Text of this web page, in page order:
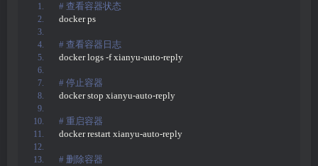
# 查看容器状态
docker ps
# 查看容器日志
docker logs -f xianyu-auto-reply
# 停止容器
docker stop xianyu-auto-reply
# 重启容器
docker restart xianyu-auto-reply
# 删除容器